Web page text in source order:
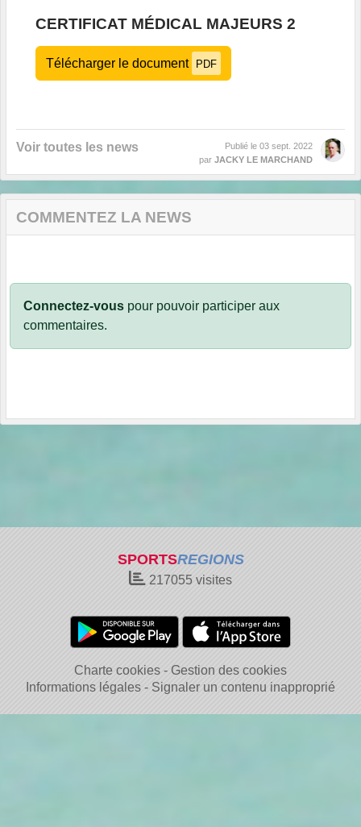
CERTIFICAT MÉDICAL MAJEURS 2
Télécharger le document PDF
Voir toutes les news Publié le 03 sept. 2022
par JACKY LE MARCHAND
COMMENTEZ LA NEWS
Connectez-vous pour pouvoir participer aux
commentaires.
SPORTSREGIONS
217055 visites
Charte cookies
Gestion des cookies
Informations légales
Signaler un contenu inapproprié